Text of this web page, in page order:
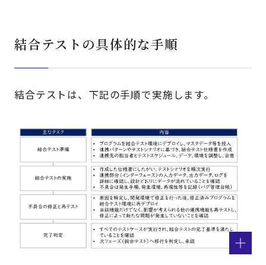
結合テストの具体的な手順
結合テストは、下記の手順で実施します。